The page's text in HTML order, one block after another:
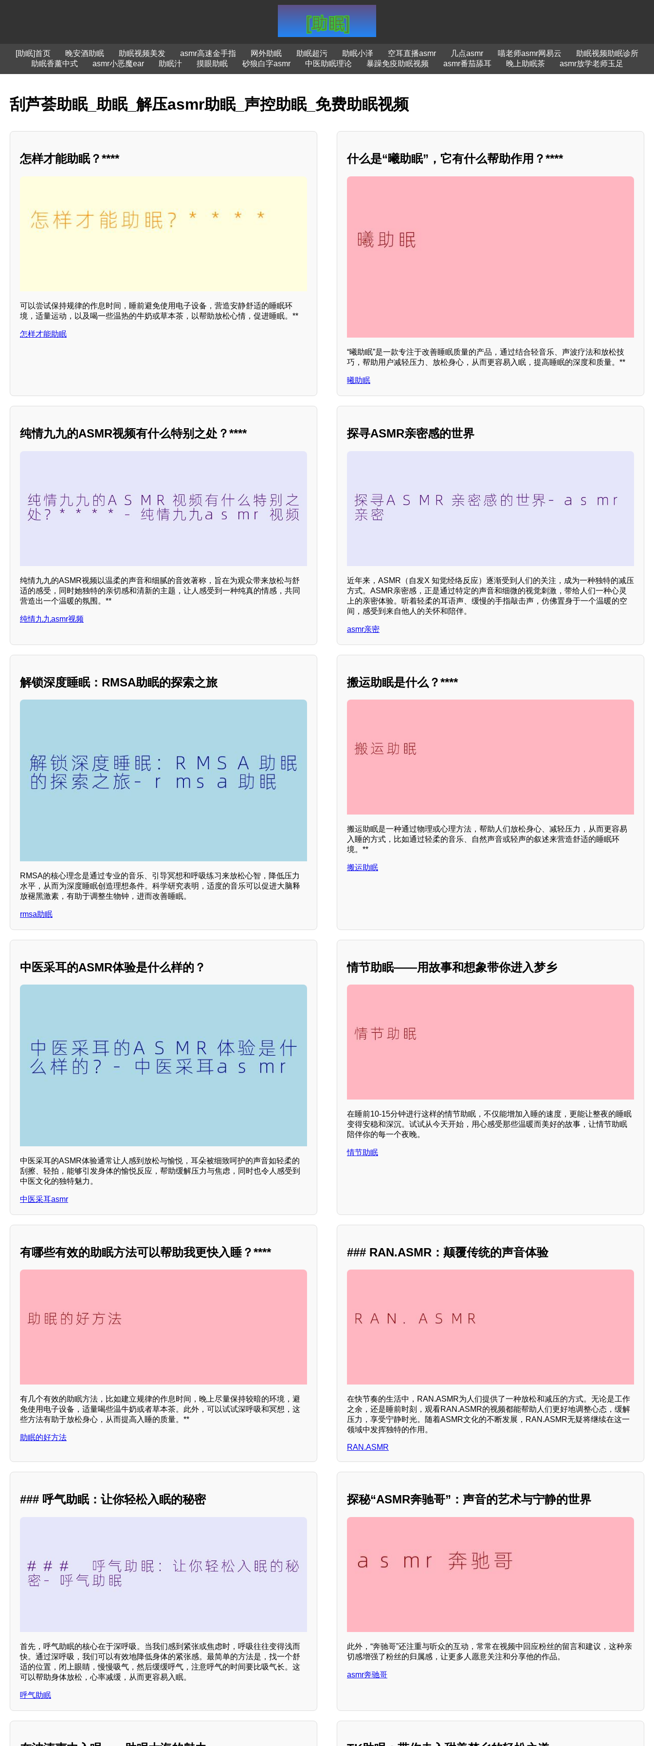
[助眠]首页 晚安酒助眠 助眠视频美发 asmr高速金手指 网外助眠 助眠超污 助眠小泽 空耳直播asmr 几点asmr 喵老师asmr网易云
助眠视频助眠诊所
助眠香薰中式
asmr小恶魔ear 助眠汁 摸眼助眠 砂狼白字asmr 中医助眠理论 暴躁免疫助眠视频 asmr番茄舔耳 晚上助眠茶 asmr放学老师玉足
刮芦荟助眠_助眠_解压asmr助眠_声控助眠_免费助眠视频
怎样才能助眠？****
可以尝试保持规律的作息时间，睡前避免使用电子设备，营造安静舒适的睡眠环
境，适量运动，以及喝一些温热的牛奶或草本茶，以帮助放松心情，促进睡眠。**
怎样才能助眠
什么是“曦助眠”，它有什么帮助作用？****
“曦助眠”是一款专注于改善睡眠质量的产品，通过结合轻音乐、声波疗法和放松技
巧，帮助用户减轻压力、放松身心，从而更容易入眠，提高睡眠的深度和质量。**
曦助眠
纯情九九的ASMR视频有什么特别之处？****
纯情九九的ASMR视频以温柔的声音和细腻的音效著称，旨在为观众带来放松与舒
适的感受，同时她独特的亲切感和清新的主题，让人感受到一种纯真的情感，共同
营造出一个温暖的氛围。**
纯情九九asmr视频
探寻ASMR亲密感的世界
近年来，ASMR（自发X 知觉经络反应）逐渐受到人们的关注，成为一种独特的减压
方式。ASMR亲密感，正是通过特定的声音和细微的视觉刺激，带给人们一种心灵
上的亲密体验。听着轻柔的耳语声、缓慢的手指敲击声，仿佛置身于一个温暖的空
间，感受到来自他人的关怀和陪伴。
asmr亲密
解锁深度睡眠：RMSA助眠的探索之旅
RMSA的核心理念是通过专业的音乐、引导冥想和呼吸练习来放松心智，降低压力
水平，从而为深度睡眠创造理想条件。科学研究表明，适度的音乐可以促进大脑释
放褪黑激素，有助于调整生物钟，进而改善睡眠。
rmsa助眠
搬运助眠是什么？****
搬运助眠是一种通过物理或心理方法，帮助人们放松身心、减轻压力，从而更容易
入睡的方式，比如通过轻柔的音乐、自然声音或轻声的叙述来营造舒适的睡眠环
境。**
搬运助眠
中医采耳的ASMR体验是什么样的？
中医采耳的ASMR体验通常让人感到放松与愉悦，耳朵被细致呵护的声音如轻柔的
刮擦、轻拍，能够引发身体的愉悦反应，帮助缓解压力与焦虑，同时也令人感受到
中医文化的独特魅力。
中医采耳asmr
情节助眠——用故事和想象带你进入梦乡
在睡前10-15分钟进行这样的情节助眠，不仅能增加入睡的速度，更能让整夜的睡眠
变得安稳和深沉。试试从今天开始，用心感受那些温暖而美好的故事，让情节助眠
陪伴你的每一个夜晚。
情节助眠
有哪些有效的助眠方法可以帮助我更快入睡？****
有几个有效的助眠方法，比如建立规律的作息时间，晚上尽量保持较暗的环境，避
免使用电子设备，适量喝些温牛奶或者草本茶。此外，可以试试深呼吸和冥想，这
些方法有助于放松身心，从而提高入睡的质量。**
助眠的好方法
### RAN.ASMR：颠覆传统的声音体验
在快节奏的生活中，RAN.ASMR为人们提供了一种放松和减压的方式。无论是工作
之余，还是睡前时刻，观看RAN.ASMR的视频都能帮助人们更好地调整心态，缓解
压力，享受宁静时光。随着ASMR文化的不断发展，RAN.ASMR无疑将继续在这一
领域中发挥独特的作用。
RAN.ASMR
### 呼气助眠：让你轻松入眠的秘密
首先，呼气助眠的核心在于深呼吸。当我们感到紧张或焦虑时，呼吸往往变得浅而
快。通过深呼吸，我们可以有效地降低身体的紧张感。最简单的方法是，找一个舒
适的位置，闭上眼睛，慢慢吸气，然后缓缓呼气，注意呼气的时间要比吸气长。这
可以帮助身体放松，心率减缓，从而更容易入眠。
呼气助眠
探秘“ASMR奔驰哥”：声音的艺术与宁静的世界
此外，“奔驰哥”还注重与听众的互动，常常在视频中回应粉丝的留言和建议，这种亲
切感增强了粉丝的归属感，让更多人愿意关注和分享他的作品。
asmr奔驰哥